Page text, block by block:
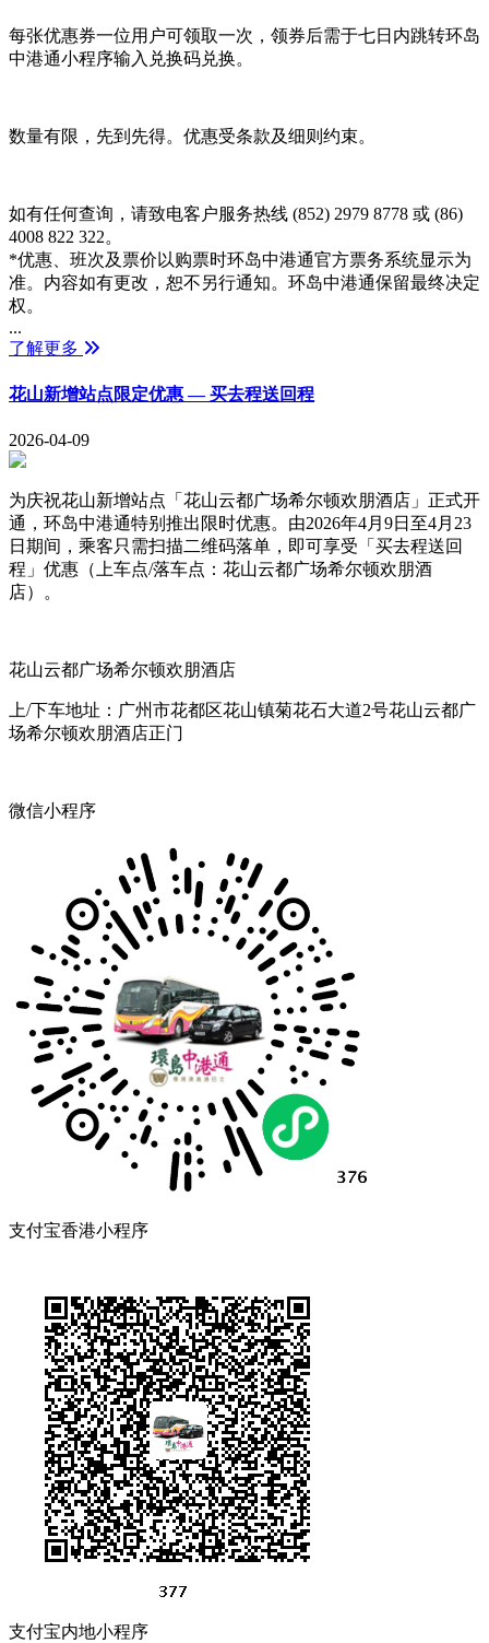
每张优惠券一位用户可领取一次，领券后需于七日内跳转环岛
中港通小程序输入兑换码兑换。
数量有限，先到先得。优惠受条款及细则约束。
如有任何查询，请致电客户服务热线 (852) 2979 8778 或 (86)
4008 822 322。
*优惠、班次及票价以购票时环岛中港通官方票务系统显示为
准。内容如有更改，恕不另行通知。环岛中港通保留最终决定
权。
...
了解更多
花山新增站点限定优惠 — 买去程送回程
2026-04-09
为庆祝花山新增站点「花山云都广场希尔顿欢朋酒店」正式开
通，环岛中港通特别推出限时优惠。由2026年4月9日至4月23
日期间，乘客只需扫描二维码落单，即可享受「买去程送回
程」优惠（上车点/落车点：花山云都广场希尔顿欢朋酒
店）。
花山云都广场希尔顿欢朋酒店
上/下车地址：广州市花都区花山镇菊花石大道2号花山云都广
场希尔顿欢朋酒店正门
微信小程序
支付宝香港小程序
支付宝内地小程序